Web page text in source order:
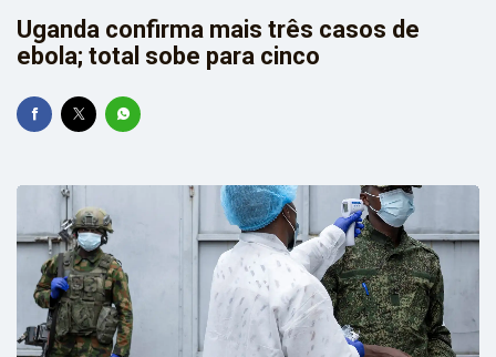
Uganda confirma mais três casos de
ebola; total sobe para cinco